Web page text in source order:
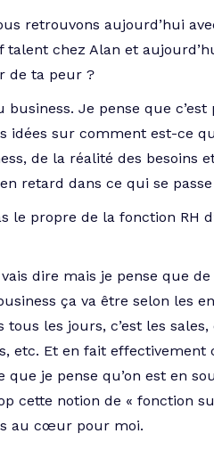
retrouvons aujourd’hui
chez Alan et
de ta peur ?
business. Je pense que
idées sur comment est-ce
de la réalité des besoins
retard dans ce qui se
le propre de la fonction RH
dire mais je pense que
ça va être selon les
les jours, c’est les sales,
etc. Et en fait effectivement
je pense qu’on est en
cette notion de « fonction
au cœur pour moi.